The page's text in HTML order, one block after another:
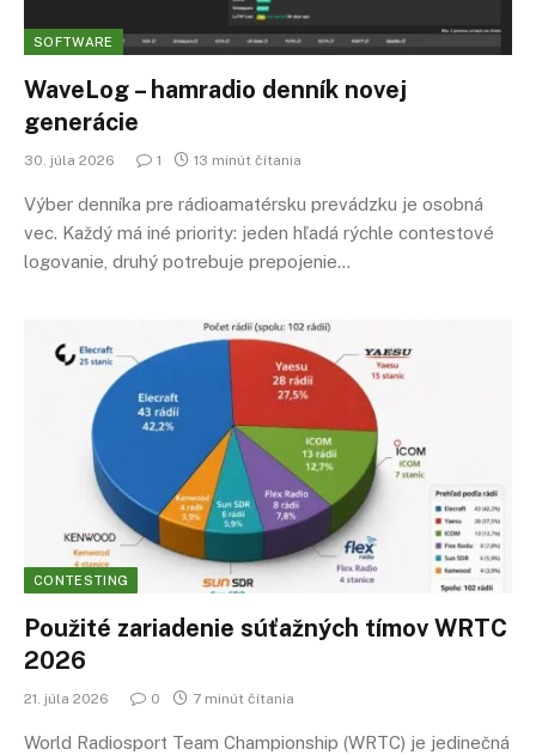
SOFTWARE
WaveLog – hamradio denník novej
generácie
30. júla 2026 1 13 minút čítania
Výber denníka pre rádioamatérsku prevádzku je osobná
vec. Každý má iné priority: jeden hľadá rýchle contestové
logovanie, druhý potrebuje prepojenie…
CONTESTING
Použité zariadenie súťažných tímov WRTC
2026
21. júla 2026 0 7 minút čítania
World Radiosport Team Championship (WRTC) je jedinečná